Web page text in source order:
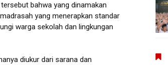
bahwa yang dinamakan
yang menerapkan standar
warga sekolah dan lingkungan
diukur dari sarana dan